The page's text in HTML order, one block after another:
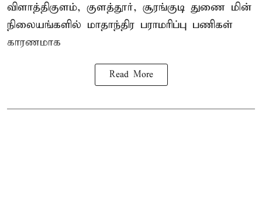
விளாத்திகுளம், குளத்தூர், சூரங்குடி துணை மின்
நிலையங்களில் மாதாந்திர பராமரிப்பு பணிகள்
காரணமாக
Read More